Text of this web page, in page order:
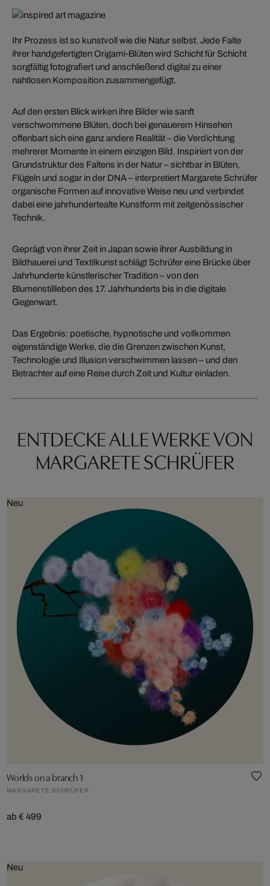
Ihr Prozess ist so kunstvoll wie die Natur selbst. Jede Falte
ihrer handgefertigten Origami-Blüten wird Schicht für Schicht
sorgfältig fotografiert und anschließend digital zu einer
nahtlosen Komposition zusammengefügt.
Auf den ersten Blick wirken ihre Bilder wie sanft
verschwommene Blüten, doch bei genauerem Hinsehen
offenbart sich eine ganz andere Realität – die Verdichtung
mehrerer Momente in einem einzigen Bild. Inspiriert von der
Grundstruktur des Faltens in der Natur – sichtbar in Blüten,
Flügeln und sogar in der DNA – interpretiert Margarete Schrüfer
organische Formen auf innovative Weise neu und verbindet
dabei eine jahrhundertealte Kunstform mit zeitgenössischer
Technik.
Geprägt von ihrer Zeit in Japan sowie ihrer Ausbildung in
Bildhauerei und Textilkunst schlägt Schrüfer eine Brücke über
Jahrhunderte künstlerischer Tradition – von den
Blumenstillleben des 17. Jahrhunderts bis in die digitale
Gegenwart.
Das Ergebnis: poetische, hypnotische und vollkommen
eigenständige Werke, die die Grenzen zwischen Kunst,
Technologie und Illusion verschwimmen lassen – und den
Betrachter auf eine Reise durch Zeit und Kultur einladen.
ENTDECKE ALLE WERKE VON
MARGARETE SCHRÜFER
Neu
Worlds on a branch 1
MARGARETE SCHRÜFER
ab € 499
Neu